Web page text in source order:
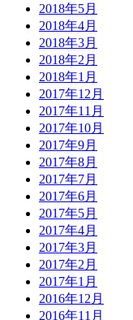
2018年5月
2018年4月
2018年3月
2018年2月
2018年1月
2017年12月
2017年11月
2017年10月
2017年9月
2017年8月
2017年7月
2017年6月
2017年5月
2017年4月
2017年3月
2017年2月
2017年1月
2016年12月
2016年11月